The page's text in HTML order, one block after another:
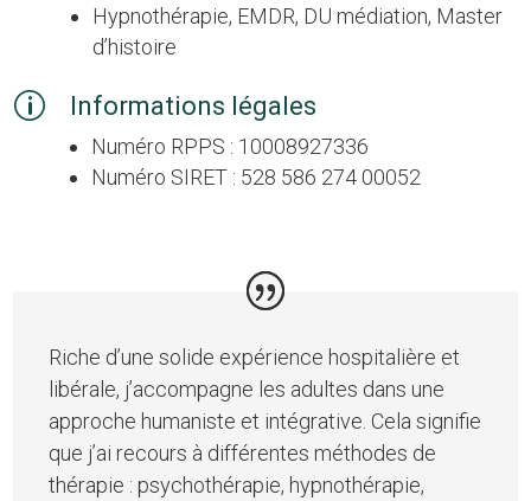
Hypnothérapie, EMDR, DU médiation, Master
d’histoire
p Informations légales
Numéro RPPS : 10008927336
Numéro SIRET : 528 586 274 00052
Riche d’une solide expérience hospitalière et
libérale, j’accompagne les adultes dans une
approche humaniste et intégrative. Cela signifie
que j’ai recours à différentes méthodes de
thérapie : psychothérapie, hypnothérapie,